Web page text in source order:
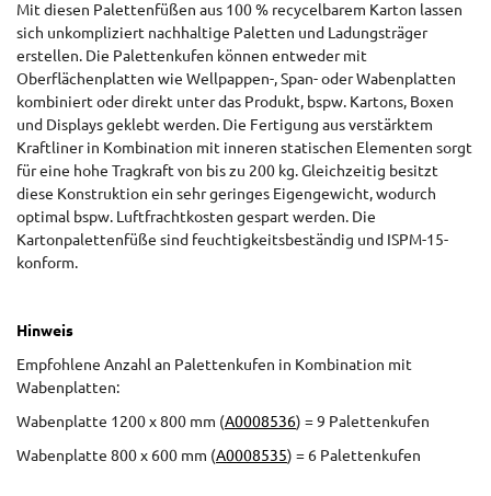
Mit diesen Palettenfüßen aus 100 % recycelbarem Karton lassen
sich unkompliziert nachhaltige Paletten und Ladungsträger
erstellen. Die Palettenkufen können entweder mit
Oberflächenplatten wie Wellpappen-, Span- oder Wabenplatten
kombiniert oder direkt unter das Produkt, bspw. Kartons, Boxen
und Displays geklebt werden. Die Fertigung aus verstärktem
Kraftliner in Kombination mit inneren statischen Elementen sorgt
für eine hohe Tragkraft von bis zu 200 kg. Gleichzeitig besitzt
diese Konstruktion ein sehr geringes Eigengewicht, wodurch
optimal bspw. Luftfrachtkosten gespart werden. Die
Kartonpalettenfüße sind feuchtigkeitsbeständig und ISPM-15-
konform.
Hinweis
Empfohlene Anzahl an Palettenkufen in Kombination mit
Wabenplatten:
Wabenplatte 1200 x 800 mm (A0008536) = 9 Palettenkufen
Wabenplatte 800 x 600 mm (A0008535) = 6 Palettenkufen